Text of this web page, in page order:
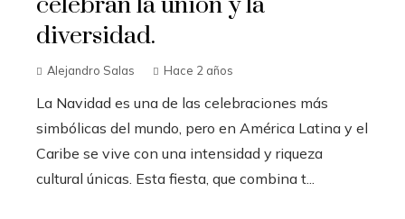
diversidad.
Alejandro Salas Hace 2 años
La Navidad es una de las celebraciones más
simbólicas del mundo, pero en América Latina y el
Caribe se vive con una intensidad y riqueza
cultural únicas. Esta fiesta, que combina t...